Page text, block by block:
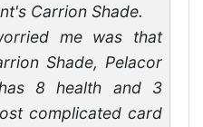
Carrion Shade.
me was that
Shade, Pelacor
8 health and 3
complicated card